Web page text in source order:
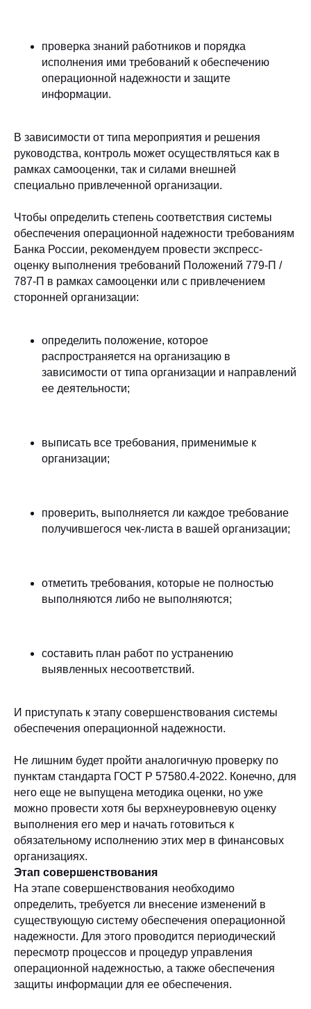
проверка знаний работников и порядка
исполнения ими требований к обеспечению
операционной надежности и защите
информации.
В зависимости от типа мероприятия и решения
руководства, контроль может осуществляться как в
рамках самооценки, так и силами внешней
специально привлеченной организации.
Чтобы определить степень соответствия системы
обеспечения операционной надежности требованиям
Банка России, рекомендуем провести экспресс-
оценку выполнения требований Положений 779-П /
787-П в рамках самооценки или с привлечением
сторонней организации:
определить положение, которое
распространяется на организацию в
зависимости от типа организации и направлений
ее деятельности;
выписать все требования, применимые к
организации;
проверить, выполняется ли каждое требование
получившегося чек-листа в вашей организации;
отметить требования, которые не полностью
выполняются либо не выполняются;
составить план работ по устранению
выявленных несоответствий.
И приступать к этапу совершенствования системы
обеспечения операционной надежности.
Не лишним будет пройти аналогичную проверку по
пунктам стандарта ГОСТ Р 57580.4-2022. Конечно, для
него еще не выпущена методика оценки, но уже
можно провести хотя бы верхнеуровневую оценку
выполнения его мер и начать готовиться к
обязательному исполнению этих мер в финансовых
организациях.
Этап совершенствования
На этапе совершенствования необходимо
определить, требуется ли внесение изменений в
существующую систему обеспечения операционной
надежности. Для этого проводится периодический
пересмотр процессов и процедур управления
операционной надежностью, а также обеспечения
защиты информации для ее обеспечения.